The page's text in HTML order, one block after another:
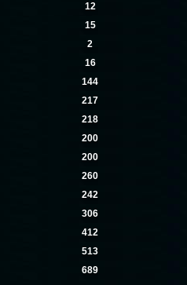
12
15
2
16
144
217
218
200
200
260
242
306
412
513
689